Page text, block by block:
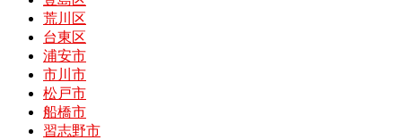
荒川区
台東区
浦安市
市川市
松戸市
船橋市
習志野市